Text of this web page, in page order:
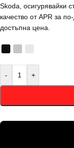
Skoda, осигурявайки
качество от APR за
достъпна цена.
- +